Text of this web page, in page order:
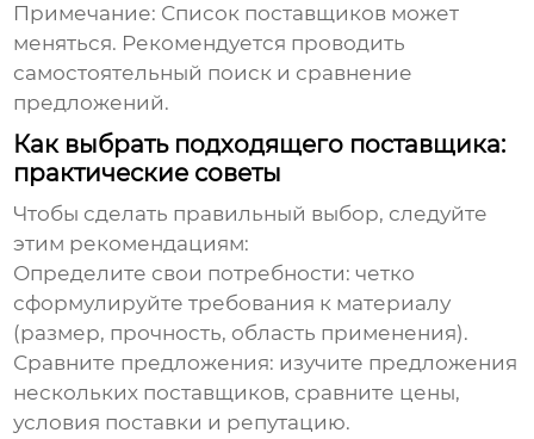
Примечание: Список поставщиков может
меняться. Рекомендуется проводить
самостоятельный поиск и сравнение
предложений.
Как выбрать подходящего поставщика:
практические советы
Чтобы сделать правильный выбор, следуйте
этим рекомендациям:
Определите свои потребности: четко
сформулируйте требования к материалу
(размер, прочность, область применения).
Сравните предложения: изучите предложения
нескольких поставщиков, сравните цены,
условия поставки и репутацию.